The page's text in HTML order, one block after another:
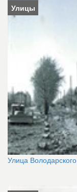
Улицы
Улица Володарского